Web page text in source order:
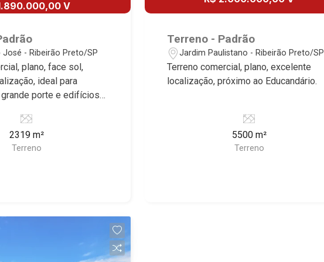
V
José - Ribeirão Preto/SP
plano, face sol,
ideal para
porte e edifícios
2319 m²
Terreno
Terreno - Padrão
Jardim Paulistano - Ribeirão Preto/SP
Terreno comercial, plano, excelente
localização, próximo ao Educandário.
5500 m²
Terreno